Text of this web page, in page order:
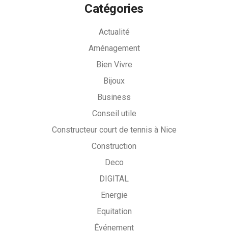
Catégories
Actualité
Aménagement
Bien Vivre
Bijoux
Business
Conseil utile
Constructeur court de tennis à Nice
Construction
Deco
DIGITAL
Energie
Equitation
Événement